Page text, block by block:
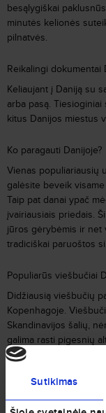
Sutikimas
besąlygiškai
minutės kelionės
pilnatvės.
Reikalingi dokumentai
Keliaujant į Daniją su
arba pasą.
kitus Danijos miestus
Ko paragauti Danijoje?
Vienas populiariausių
galėsite beveik
Taip pat danai ypač
įvairiausiais priedais.
jūros gėrybėmis ir net
tradiciškai paruoštos
Populiarūs viešbučiai
Didžiausią viešbučių
Kopenhagoje.
Skandinavijos šalių,
galima rasti pigesnių
arba aplinkiniuose
100 eurų. Puikių
Guldsmeden, Hotel